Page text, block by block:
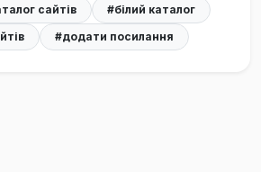
сайтів
#білий каталог
#додати посилання